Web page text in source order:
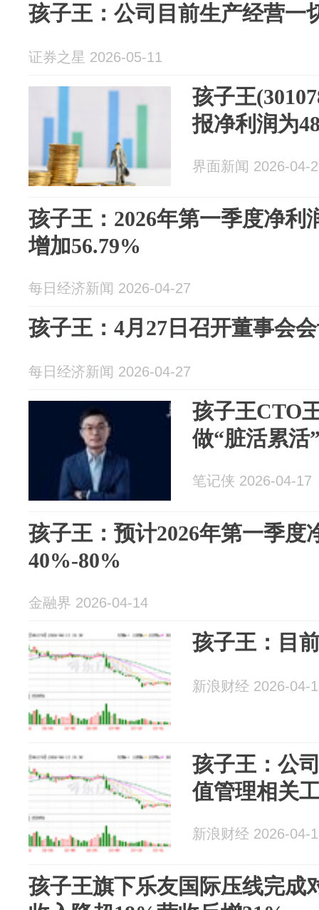
孩子王：公司目前生产经营一
证券之星 2026-05-11
孩子王
报净利润为
界面新闻 2026-04-
孩子王：2026年第一季度净利
增加56.79%
每日经济新闻 2026-04-27
孩子王：4月27日召开董事会
每日经济新闻 2026-04-27
孩子王CTO
做“脏活累活
笔记侠 2026-04-17
孩子王：预计2026年第一季度
40%-80%
金融界 2026-04-14
孩子王：目
新浪财经 2026-04-
孩子王：公
值管理相关
新浪财经 2026-04-
孩子王旗下乐友国际压线完成